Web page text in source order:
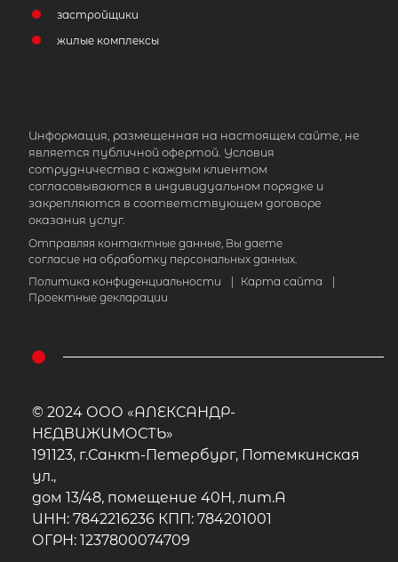
застройщики
жилые комплексы
Информация, размещенная на настоящем сайте, не
является публичной офертой. Условия
сотрудничества с каждым клиентом
согласовываются в индивидуальном порядке и
закрепляются в соответствующем договоре
оказания услуг.
Отправляя контактные данные, Вы даете
согласие на обработку персональных данных.
Политика конфиденциальности
Карта сайта
Проектные декларации
© 2024 ООО «АЛЕКСАНДР-
НЕДВИЖИМОСТЬ»
191123, г.Санкт-Петербург, Потемкинская
ул.,
дом 13/48, помещение 40Н, лит.А
ИНН: 7842216236 КПП: 784201001
ОГРН: 1237800074709